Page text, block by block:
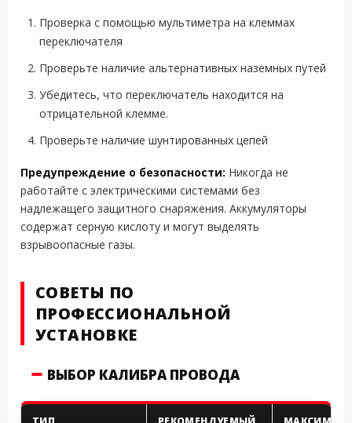
Проверка с помощью мультиметра на клеммах
переключателя
Проверьте наличие альтернативных наземных путей
Убедитесь, что переключатель находится на
отрицательной клемме.
Проверьте наличие шунтированных цепей
Предупреждение о безопасности: Никогда не
работайте с электрическими системами без
надлежащего защитного снаряжения. Аккумуляторы
содержат серную кислоту и могут выделять
взрывоопасные газы.
СОВЕТЫ ПО
ПРОФЕССИОНАЛЬНОЙ
УСТАНОВКЕ
ВЫБОР КАЛИБРА ПРОВОДА